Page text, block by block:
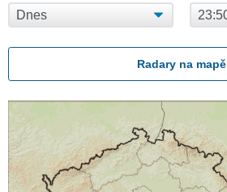
Radary na mapě